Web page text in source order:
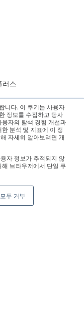
니다. 이 쿠키는 사용자
정보를 수집하고 당사
자의 탐색 경험 개선과
분석 및 지표에 이 정
자세히 알아보려면 개
자 정보가 추적되지 않
브라우저에서 단일 쿠
모두 거부
러스
. 홍
pr@geekplus.com
Ltd. All rights